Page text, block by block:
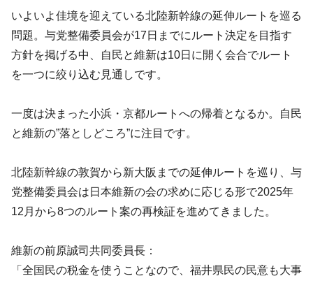
いよいよ佳境を迎えている北陸新幹線の延伸ルートを巡る
問題。与党整備委員会が17日までにルート決定を目指す
方針を掲げる中、自民と維新は10日に開く会合でルート
を一つに絞り込む見通しです。
一度は決まった小浜・京都ルートへの帰着となるか。自民
と維新の”落としどころ”に注目です。
北陸新幹線の敦賀から新大阪までの延伸ルートを巡り、与
党整備委員会は日本維新の会の求めに応じる形で2025年
12月から8つのルート案の再検証を進めてきました。
維新の前原誠司共同委員長：
「全国民の税金を使うことなので、福井県民の民意も大事